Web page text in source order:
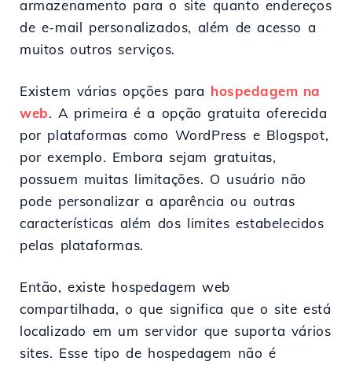
armazenamento para o site quanto endereços
de e-mail personalizados, além de acesso a
muitos outros serviços.
Existem várias opções para hospedagem na
web. A primeira é a opção gratuita oferecida
por plataformas como WordPress e Blogspot,
por exemplo. Embora sejam gratuitas,
possuem muitas limitações. O usuário não
pode personalizar a aparência ou outras
características além dos limites estabelecidos
pelas plataformas.
Então, existe hospedagem web
compartilhada, o que significa que o site está
localizado em um servidor que suporta vários
sites. Esse tipo de hospedagem não é